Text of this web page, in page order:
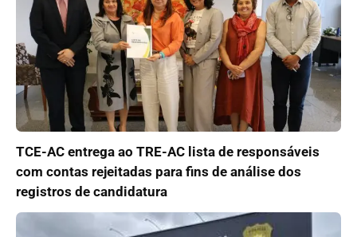
TCE-AC entrega ao TRE-AC lista de responsáveis
com contas rejeitadas para fins de análise dos
registros de candidatura